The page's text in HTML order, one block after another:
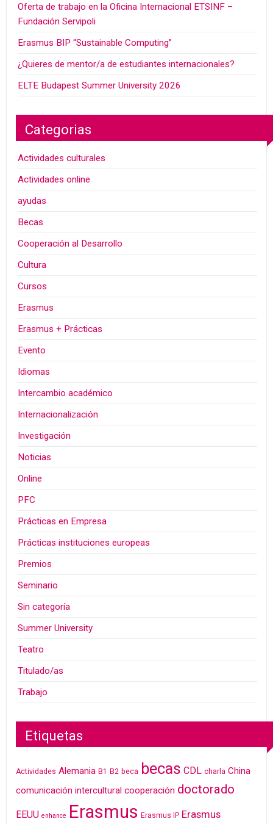
Oferta de trabajo en la Oficina Internacional ETSINF –
Fundación Servipoli
Erasmus BIP “Sustainable Computing”
¿Quieres de mentor/a de estudiantes internacionales?
ELTE Budapest Summer University 2026
Categorias
Actividades culturales
Actividades online
ayudas
Becas
Cooperación al Desarrollo
Cultura
Cursos
Erasmus
Erasmus + Prácticas
Evento
Idiomas
Intercambio académico
Internacionalización
Investigación
Noticias
Online
PFC
Prácticas en Empresa
Prácticas instituciones europeas
Premios
Seminario
Sin categoría
Summer University
Teatro
Titulado/as
Trabajo
Etiquetas
Actividades Alemania B1 B2 beca becas CDL charla China
comunicación intercultural cooperación doctorado
EEUU enhance Erasmus Erasmus IP Erasmus